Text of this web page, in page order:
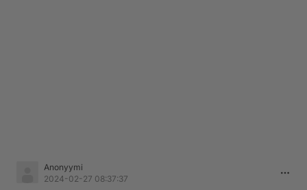
Anonyymi
2024-02-27 08:37:37